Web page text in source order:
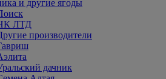
и другие ягоды
ЛТД
производители
дачник